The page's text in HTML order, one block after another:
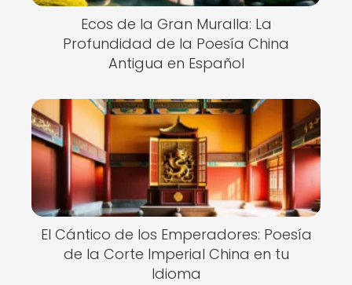
Ecos de la Gran Muralla: La
Profundidad de la Poesía China
Antigua en Español
El Cántico de los Emperadores: Poesía
de la Corte Imperial China en tu
Idioma